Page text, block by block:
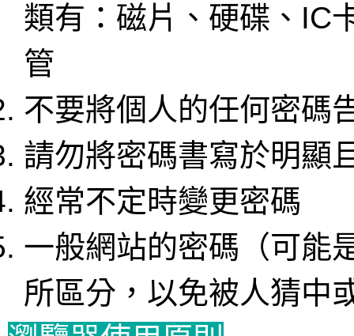
類有：磁片、硬碟、IC
管
不要將個人的任何密碼
請勿將密碼書寫於明顯
經常不定時變更密碼
一般網站的密碼（可能
所區分，以免被人猜中